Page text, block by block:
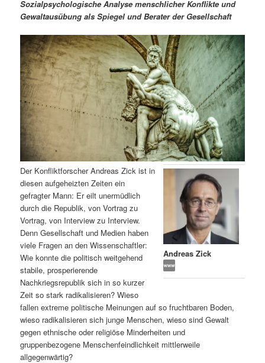
r
e
n
I
n
l
t
s
p
r
i
d
ä
r
e
n
h
a
l
t
s
p
n
a
a
t
i
o
n
Sozialpsychologische Analyse menschlicher Konflikte und
Gewaltausübung als Spiegel und Berater der Gesellschaft
Andreas Zick
Der Konfliktforscher Andreas Zick ist in
diesen aufgeheizten Zeiten ein
gefragter Mann: Er eilt unermüdlich
durch die Republik, von Vortrag zu
Vortrag, von Interview zu Interview.
Denn Gesellschaft und Medien haben
viele Fragen an den Wissenschaftler:
Wie konnte die politisch weitgehend
stabile, prosperierende
Nachkriegsrepublik sich in so kurzer
Zeit so stark radikalisieren? Wieso
fallen extreme politische Meinungen auf so fruchtbaren Boden,
wieso radikalisieren sich junge Menschen, wieso sind Gewalt
gegen ethnische oder religiöse Minderheiten und
gruppenbezogene Menschenfeindlichkeit mittlerweile
allgegenwärtig?